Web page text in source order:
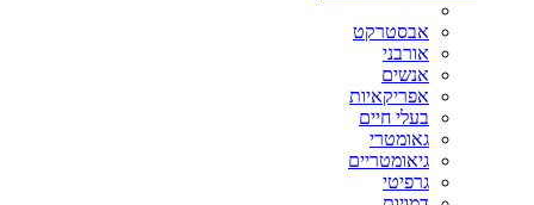
אבסטרקט
אורבני
אנשים
אפריקאיות
בעלי חיים
גאומטרי
גיאומטריים
גרפיטי